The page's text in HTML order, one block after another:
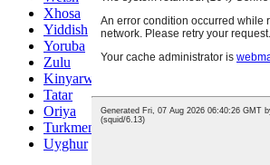
Xhosa
Yiddish
Yoruba
Zulu
Kinyarwanda
Tatar
Oriya
Turkmen
Uyghur